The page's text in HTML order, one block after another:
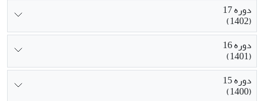
دوره 17
(1402)
دوره 16
(1401)
دوره 15
(1400)